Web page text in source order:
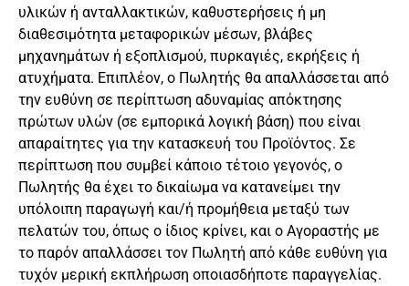
υλικών ή ανταλλακτικών, καθυστερήσεις ή μη
διαθεσιμότητα μεταφορικών μέσων, βλάβες
μηχανημάτων ή εξοπλισμού, πυρκαγιές, εκρήξεις ή
ατυχήματα. Επιπλέον, ο Πωλητής θα απαλλάσσεται από
την ευθύνη σε περίπτωση αδυναμίας απόκτησης
πρώτων υλών (σε εμπορικά λογική βάση) που είναι
απαραίτητες για την κατασκευή του Προϊόντος. Σε
περίπτωση που συμβεί κάποιο τέτοιο γεγονός, ο
Πωλητής θα έχει το δικαίωμα να κατανείμει την
υπόλοιπη παραγωγή και/ή προμήθεια μεταξύ των
πελατών του, όπως ο ίδιος κρίνει, και ο Αγοραστής με
το παρόν απαλλάσσει τον Πωλητή από κάθε ευθύνη για
τυχόν μερική εκπλήρωση οποιασδήποτε παραγγελίας.